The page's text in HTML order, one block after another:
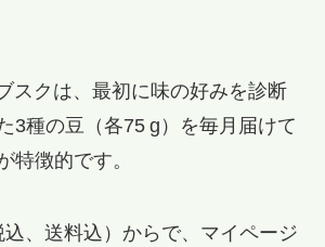
スクは、最初に味の好みを診断
3種の豆（各75 g）を毎月届けて
特徴的です。
込、送料込）からで、マイページ